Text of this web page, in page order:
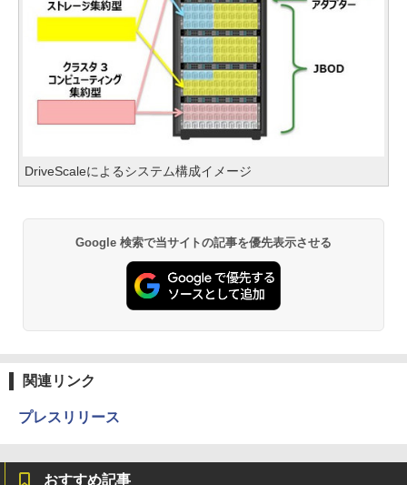
DriveScaleによるシステム構成イメージ
Google 検索で当サイトの記事を優先表示させる
関連リンク
プレスリリース
おすすめ記事